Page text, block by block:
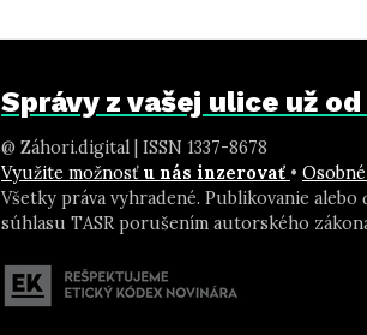
Správy z vašej ulice už
@ Záhori.digital | ISSN 1337-8678
Využite možnosť u nás inzerovať •
Všetky práva vyhradené. Publikovanie
súhlasu TASR porušením autorského